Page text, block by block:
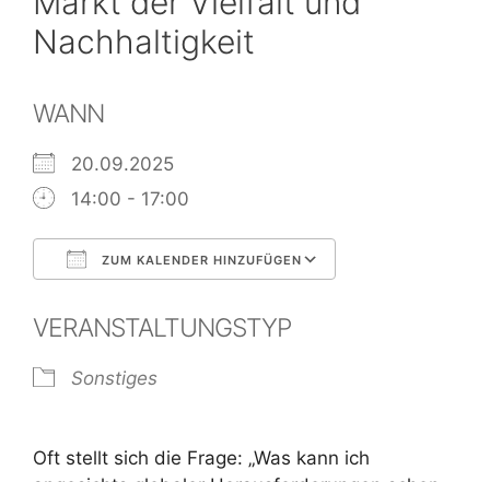
Nachhaltigkeit
WANN
20.09.2025
14:00 - 17:00
ZUM KALENDER HINZUFÜGEN
VERANSTALTUNGSTYP
Sonstiges
Oft stellt sich die Frage: „Was kann ich